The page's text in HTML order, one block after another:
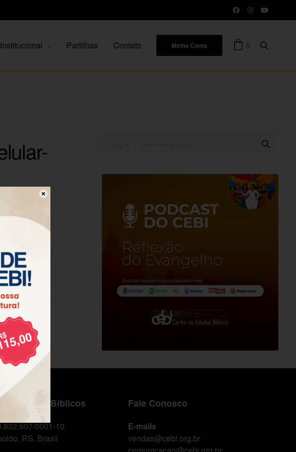
Institucional Partilhas Contato Minha Conta 0
de Estudos Bíblicos
0001-10
RS, Brasil
Fale Conosco
E-mails
vendas@cebi.org.br